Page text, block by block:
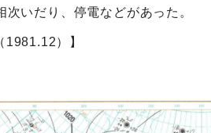
いだり、停電などがあった。
）】